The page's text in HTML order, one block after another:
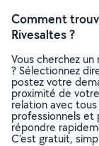
Comment
Rivesaltes ?
Vous cherchez
? Sélectionnez
postez votre
proximité de
relation avec
professionnels et
répondre
C’est gratuit,